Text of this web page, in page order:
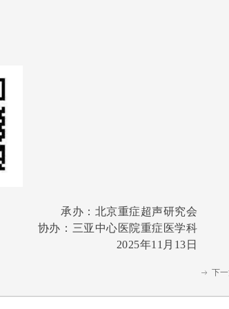
承办：北京重症超声研究会
协办：三亚中心医院重症医学科
2025年11月13日
ꁹ 下